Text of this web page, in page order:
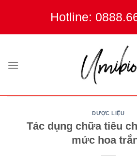
Hotline:
DƯỢC LIỆU
Tác dụng chữa tiêu
mức hoa